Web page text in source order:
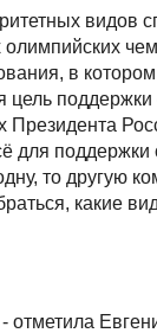
видов
в
цель
Президента
для
то другую
какие
отметила